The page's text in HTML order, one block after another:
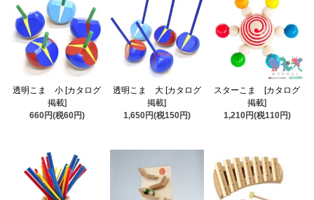
透明こま 小 [カタログ
掲載]
660円(税60円)
透明こま 大 [カタログ
掲載]
1,650円(税150円)
スターこま [カタログ
掲載]
1,210円(税110円)